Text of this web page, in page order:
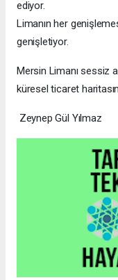
ediyor.
Limanın her
genişletiyor.
Mersin Limanı sessiz
küresel ticaret
Zeynep Gül Yılmaz